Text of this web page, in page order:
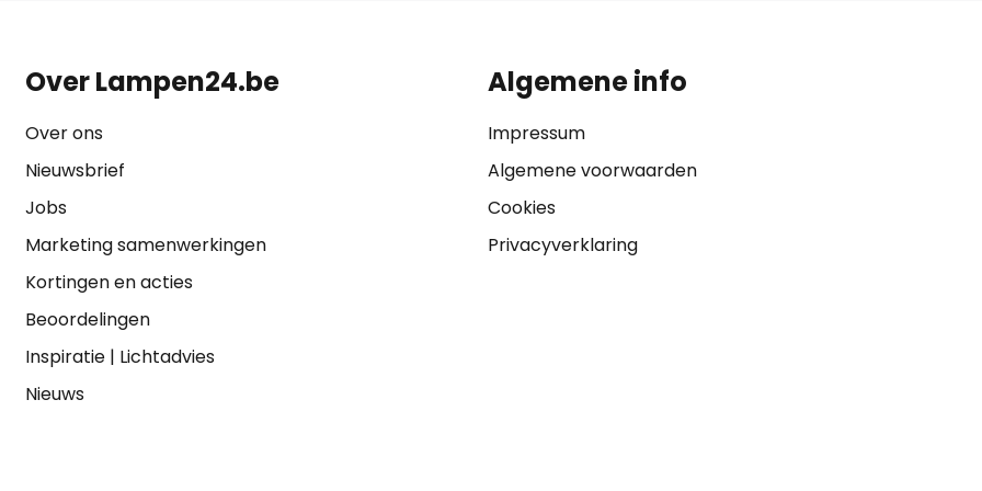
Over Lampen24.be
Over ons
Nieuwsbrief
Jobs
Marketing samenwerkingen
Kortingen en acties
Beoordelingen
Inspiratie| Lichtadvies
Nieuws
Algemene info
Impressum
Algemene voorwaarden
Cookies
Privacyverklaring